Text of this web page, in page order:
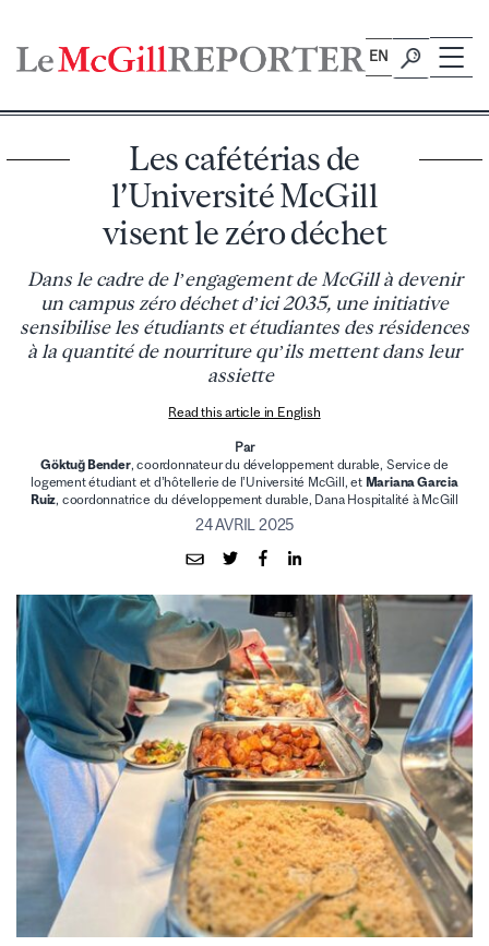
content
EN
Les cafétérias de
l’Université McGill
visent le zéro déchet
Dans le cadre de l’engagement de McGill à devenir
un campus zéro déchet d’ici 2035, une initiative
sensibilise les étudiants et étudiantes des résidences
à la quantité de nourriture qu’ils mettent dans leur
assiette
Read this article in English
Par
Göktuğ Bender, coordonnateur du développement durable, Service de
logement étudiant et d’hôtellerie de l’Université McGill, et Mariana Garcia
Ruiz, coordonnatrice du développement durable, Dana Hospitalité à McGill
24 AVRIL 2025